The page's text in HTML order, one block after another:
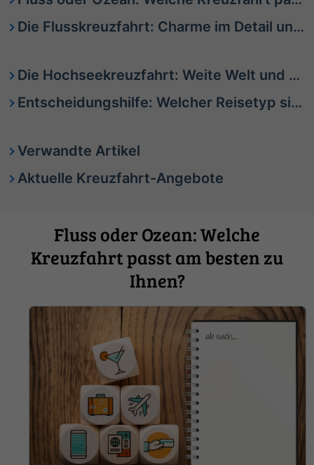
Die Flusskreuzfahrt: Charme im Detail und Kultur hautnah
Die Hochseekreuzfahrt: Weite Welt und viel Programm
Entscheidungshilfe: Welcher Reisetyp sind Sie?
Verwandte Artikel
Aktuelle Kreuzfahrt-Angebote
Fluss oder Ozean: Welche
Kreuzfahrt passt am besten zu
Ihnen?